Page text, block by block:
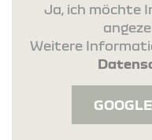
Ja, ich möchte
Weitere